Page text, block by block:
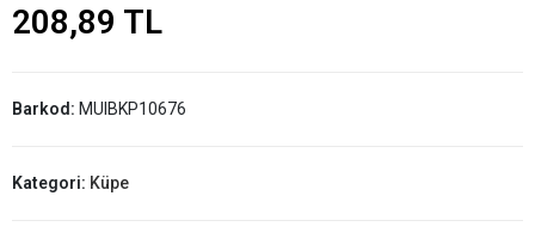
208,89 TL
Barkod: MUIBKP10676
Kategori: Küpe